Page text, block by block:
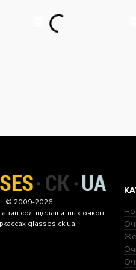
© 2009-2026
солнцезащитных очков
glasses.ck.ua